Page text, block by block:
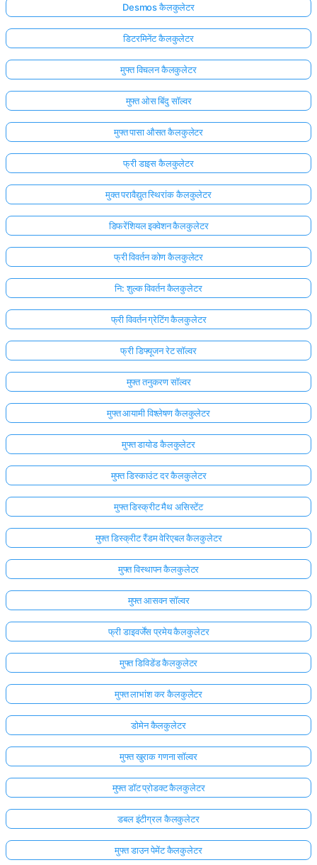
यहाँ
इन
Desmos कैलकुलेटर
डिटरमिनेंट कैलकुलेटर
मुफ्त विचलन कैलकुलेटर
मुफ्त ओस बिंदु सॉल्वर
मुफ्त पासा औसत कैलकुलेटर
फ्री डाइस कैलकुलेटर
मुक्त परावैद्युत स्थिरांक कैलकुलेटर
डिफरेंशियल इक्वेशन कैलकुलेटर
फ्री विवर्तन कोण कैलकुलेटर
नि: शुल्क विवर्तन कैलकुलेटर
फ्री विवर्तन ग्रेटिंग कैलकुलेटर
फ्री डिफ्यूजन रेट सॉल्वर
मुफ्त तनुकरण सॉल्वर
मुफ्त आयामी विश्लेषण कैलकुलेटर
मुफ्त डायोड कैलकुलेटर
मुफ्त डिस्काउंट दर कैलकुलेटर
मुफ्त डिस्क्रीट मैथ असिस्टेंट
मुफ्त डिस्क्रीट रैंडम वेरिएबल कैलकुलेटर
मुफ्त विस्थापन कैलकुलेटर
मुफ्त आसवन सॉल्वर
फ्री डाइवर्जेंस प्रमेय कैलकुलेटर
मुफ्त डिविडेंड कैलकुलेटर
मुफ्त लाभांश कर कैलकुलेटर
डोमेन कैलकुलेटर
मुफ्त खुराक गणना सॉल्वर
मुफ्त डॉट प्रोडक्ट कैलकुलेटर
डबल इंटीग्रल कैलकुलेटर
मुफ्त डाउन पेमेंट कैलकुलेटर